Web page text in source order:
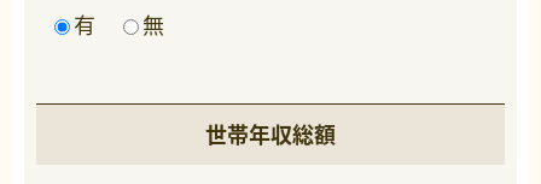
有 無
世帯年収総額